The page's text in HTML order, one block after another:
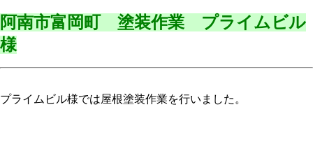
阿南市富岡町 塗装作業 プライムビル
様
プライムビル様では屋根塗装作業を行いました。